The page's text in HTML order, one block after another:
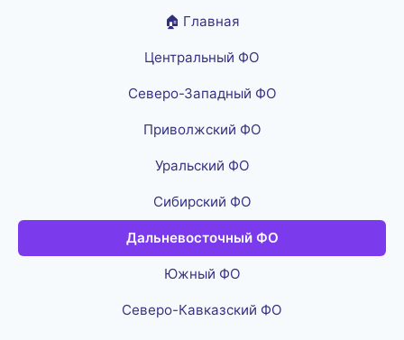
🏠 Главная
Центральный ФО
Северо-Западный ФО
Приволжский ФО
Уральский ФО
Сибирский ФО
Дальневосточный ФО
Южный ФО
Северо-Кавказский ФО